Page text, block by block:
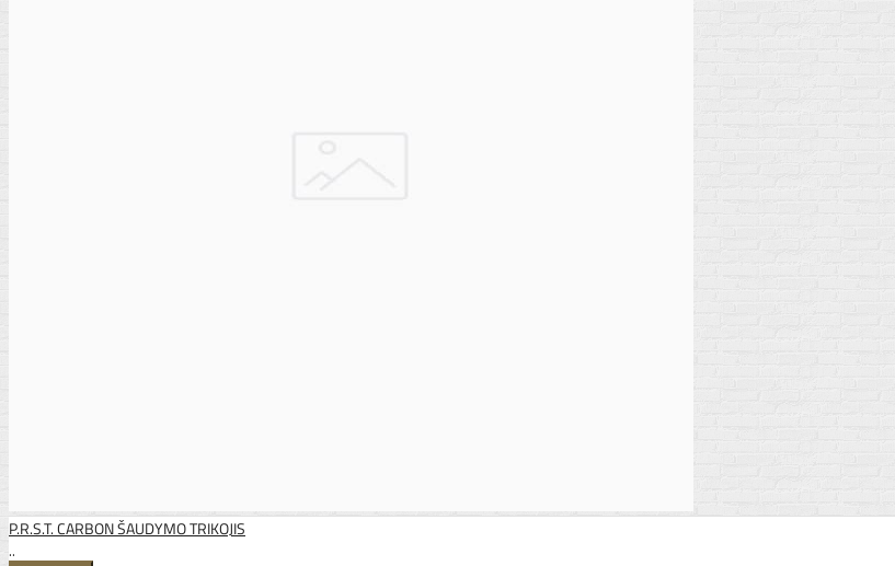
P.R.S.T. CARBON ŠAUDYMO TRIKOJIS
..